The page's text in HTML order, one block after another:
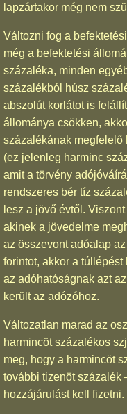
lapzártakor még nem
Változni fog a
még a befektetési
százaléka, minden
százalékból húsz
abszolút korlátot is
állománya csökken,
százalékának megfelelő
(ez jelenleg harminc
amit a törvény
rendszeres bér tíz
lesz a jövő évtől.
akinek a jövedelme
az összevont adóalap
forintot, akkor a
az adóhatóságnak azt
került az adózóhoz.
Változatlan marad az
harmincöt százalékos
meg, hogy a harmincöt
további tizenöt százalék
hozzájárulást kell fizetni.